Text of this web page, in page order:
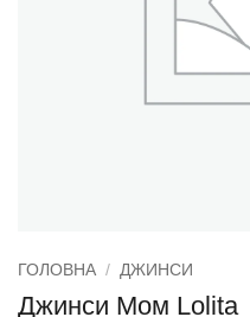
ГОЛОВНА / ДЖИНСИ
Джинси Мом Lolita